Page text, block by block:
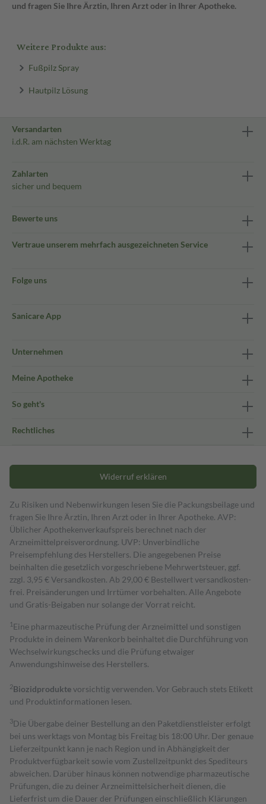
und fragen Sie Ihre Ärztin, Ihren Arzt oder in Ihrer Apotheke.
Weitere Produkte aus:
Fußpilz Spray
Hautpilz Lösung
Versandarten
i.d.R. am nächsten Werktag
Zahlarten
sicher und bequem
Bewerte uns
Vertraue unserem mehrfach ausgezeichneten Service
Folge uns
Sanicare App
Unternehmen
Meine Apotheke
So geht's
Rechtliches
Widerruf erklären
Zu Risiken und Nebenwirkungen lesen Sie die Packungsbeilage und
fragen Sie Ihre Ärztin, Ihren Arzt oder in Ihrer Apotheke. AVP:
Üblicher Apothekenverkaufspreis berechnet nach der
Arzneimittelpreisverordnung. UVP: Unverbindliche
Preisempfehlung des Herstellers. Die angegebenen Preise
beinhalten die gesetzlich vorgeschriebene Mehrwertsteuer, ggf.
zzgl. 3,95 € Versandkosten. Ab 29,00 € Bestell­wert versand­kosten­
frei. Preisänderungen und Irrtümer vorbehalten. Alle Angebote
und Gratis-Beigaben nur solange der Vorrat reicht.
1 Eine pharmazeutische Prüfung der Arzneimittel und sonstigen
Produkte in deinem Warenkorb beinhaltet die Durchführung von
Wechselwirkungschecks und die Prüfung etwaiger
Anwendungshinweise des Herstellers.
2Biozidproduktevorsichtig verwenden. Vor Gebrauch stets Etikett
und Produktinformationen lesen.
3Die Übergabe deiner Bestellung an den Paketdienstleister erfolgt
bei uns werktags von Montag bis Freitag bis 18:00 Uhr. Der genaue
Lieferzeitpunkt kann je nach Region und in Abhängigkeit der
Produktverfügbarkeit sowie vom Zustellzeitpunkt des Spediteurs
abweichen. Darüber hinaus können notwendige pharmazeutische
Prüfungen, die zu deiner Arzneimittelsicherheit dienen, die
Lieferfrist um die Dauer der Prüfungen einschließlich Klärungen